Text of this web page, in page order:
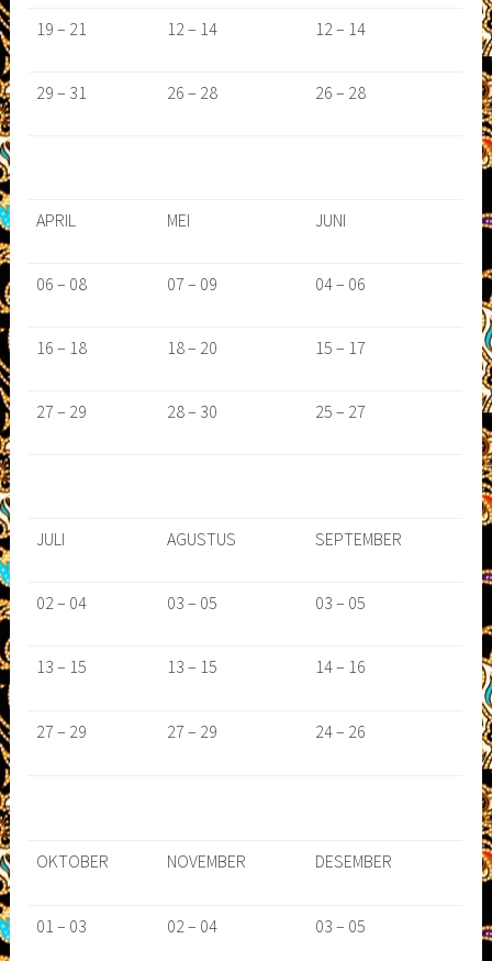
19 – 21 12 – 14 12 – 14
29 – 31 26 – 28 26 – 28
APRIL MEI JUNI
06 – 08 07 – 09 04 – 06
16 – 18 18 – 20 15 – 17
27 – 29 28 – 30 25 – 27
JULI AGUSTUS SEPTEMBER
02 – 04 03 – 05 03 – 05
13 – 15 13 – 15 14 – 16
27 – 29 27 – 29 24 – 26
OKTOBER NOVEMBER DESEMBER
01 – 03 02 – 04 03 – 05